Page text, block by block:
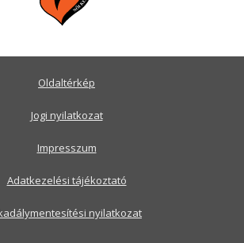
Oldaltérkép
Jogi nyilatkozat
Impresszum
Adatkezelési tájékoztató
nyilatkozat